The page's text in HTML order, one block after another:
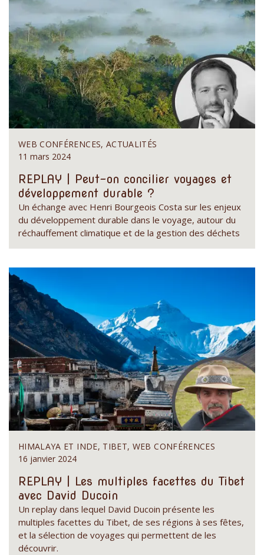
WEB CONFÉRENCES, ACTUALITÉS
11 mars 2024
REPLAY | Peut-on concilier voyages et
développement durable ?
Un échange avec Henri Bourgeois Costa sur les enjeux
du développement durable dans le voyage, autour du
réchauffement climatique et de la gestion des déchets
HIMALAYA ET INDE, TIBET, WEB CONFÉRENCES
16 janvier 2024
REPLAY | Les multiples facettes du Tibet
avec David Ducoin
Un replay dans lequel David Ducoin présente les
multiples facettes du Tibet, de ses régions à ses fêtes,
et la sélection de voyages qui permettent de les
découvrir.